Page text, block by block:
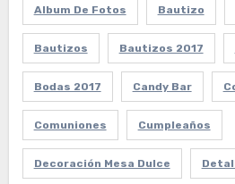
Album De Fotos Bautizo
Bautizos Bautizos 2017
Bodas 2017 Candy Bar
Comuniones Cumpleaños
Decoración Mesa Dulce